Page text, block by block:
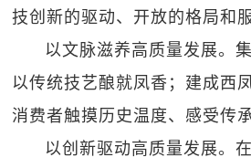
技创新的驱动、开放的格局和
以文脉滋养高质量发展。
以传统技艺酿就凤香；建成西
消费者触摸历史温度、感受传
以创新驱动高质量发展。